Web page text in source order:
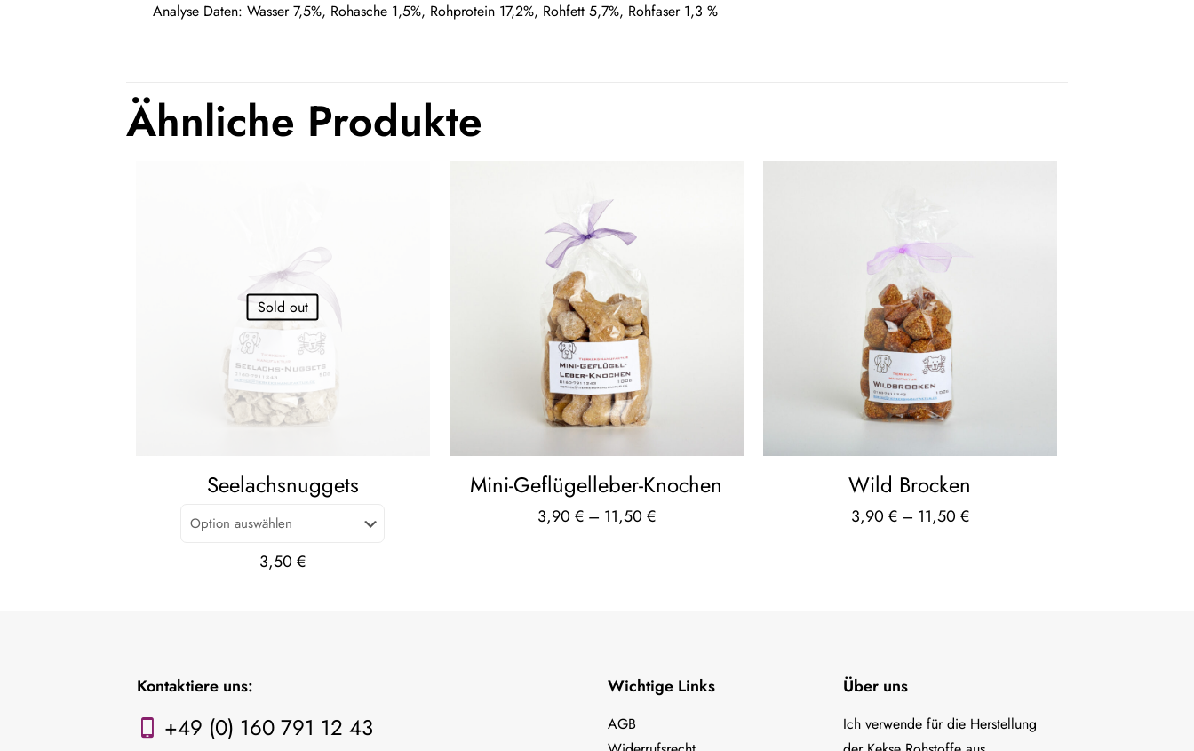
Analyse Daten: Wasser 7,5%, Rohasche 1,5%, Rohprotein 17,2%, Rohfett 5,7%, Rohfaser 1,3 %
Ähnliche Produkte
Sold out
Seelachsnuggets
3,50€
Mini-Geflügelleber-Knochen
3,90 €– 11,50 €
Wild Brocken
3,90 €– 11,50 €
Kontaktiere uns:
+49 (0) 160 791 12 43
Wichtige Links
AGB
Über uns
Ich verwende für die Herstellung